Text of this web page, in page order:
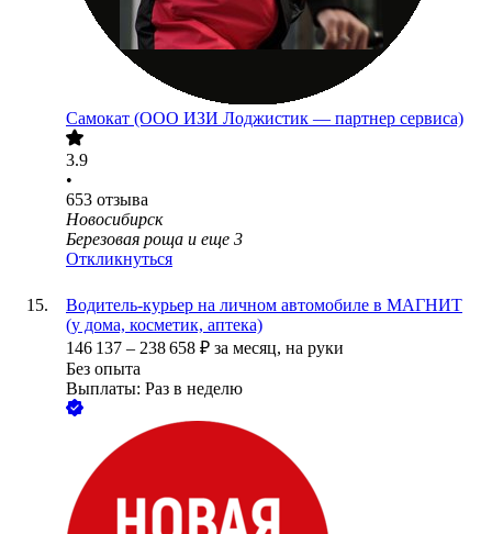
Самокат (ООО ИЗИ Лоджистик — партнер сервиса)
3.9
•
653 отзыва
Новосибирск
Березовая роща и еще 3
Откликнуться
Водитель-курьер на личном автомобиле в МАГНИТ
(у дома, косметик, аптека)
146 137 – 238 658 ₽ за месяц, на руки
Без опыта
Выплаты: Раз в неделю